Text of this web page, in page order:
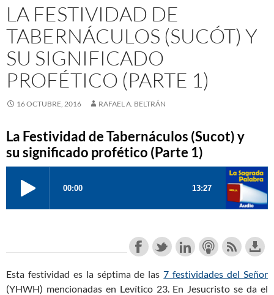
LA FESTIVIDAD DE
TABERNÁCULOS (SUCÓT) Y
SU SIGNIFICADO
PROFÉTICO (PARTE 1)
16 OCTUBRE, 2016 RAFAEL A. BELTRÁN
La Festividad de Tabernáculos (Sucot) y
su significado profético (Parte 1)
Esta festividad es la séptima de las7 festividades del Señor
(YHWH) mencionadas en Levítico 23. En Jesucristo se da el